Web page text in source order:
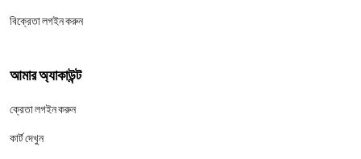
বিক্রেতা লগইন করুন
আমার অ্যাকাউন্ট
ক্রেতা লগইন করুন
কার্ট দেখুন